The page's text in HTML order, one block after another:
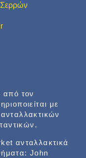
από τον
με
ανταλλακτικά
John